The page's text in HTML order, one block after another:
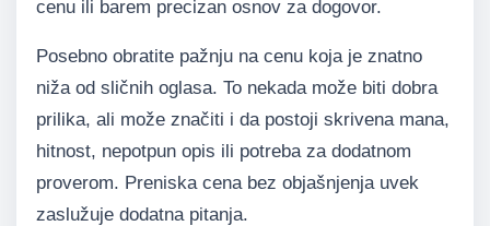
cenu ili barem precizan osnov za dogovor.
Posebno obratite pažnju na cenu koja je znatno
niža od sličnih oglasa. To nekada može biti dobra
prilika, ali može značiti i da postoji skrivena mana,
hitnost, nepotpun opis ili potreba za dodatnom
proverom. Preniska cena bez objašnjenja uvek
zaslužuje dodatna pitanja.